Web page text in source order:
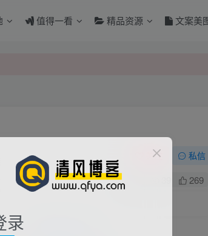
值得一看 精品资源 文案美
关注 私信
269
录